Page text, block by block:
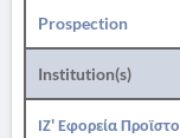
Prospection
Institution(s)
ΙΖ' Εφορεία